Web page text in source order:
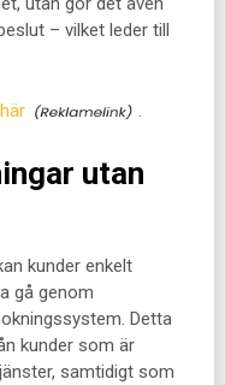
– vilket leder till
utan
kunder enkelt
gå genom
Detta
kunder som är
samtidigt som